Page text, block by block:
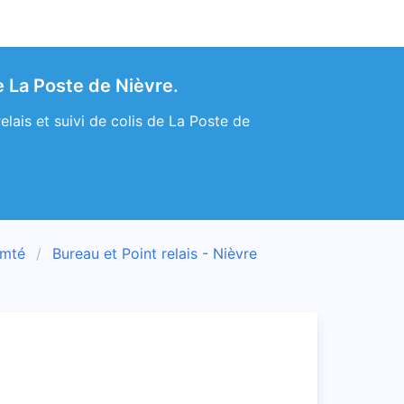
La Poste de Nièvre.
et suivi de colis de La Poste de
Bureau et Point relais - Nièvre